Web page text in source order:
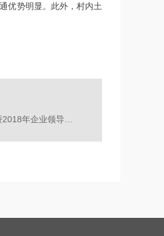
优势明显。此外，村内土